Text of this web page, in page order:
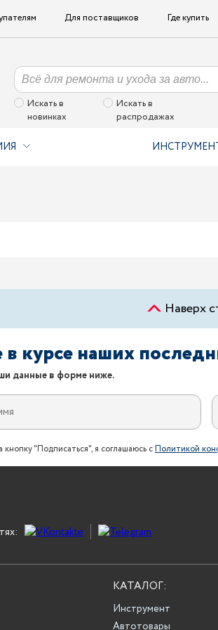
Для поставщиков Где купить
Искать в
новинках
Искать в
распродажах
Наверх
в курсе наших
данные в форме ниже.
"Подписаться", я соглашаюсь сПолитикой
КАТАЛОГ:
Инструмент
Автотовары